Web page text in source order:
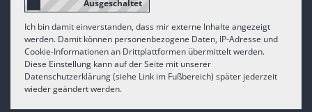
Ich bin damit einverstanden, dass mir externe Inhalte angezeigt
werden. Damit können personenbezogene Daten, IP-Adresse und
Cookie-Informationen an Drittplattformen übermittelt werden.
Diese Einstellung kann auf der Seite mit unserer
Datenschutzerklärung (siehe Link im Fußbereich) später jederzeit
wieder geändert werden.